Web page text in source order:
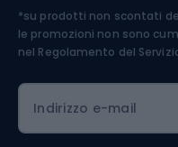
Abbigliamento
*su prodotti non scontati
le promozioni non sono
nel Regolamento del
Indirizzo e-mail